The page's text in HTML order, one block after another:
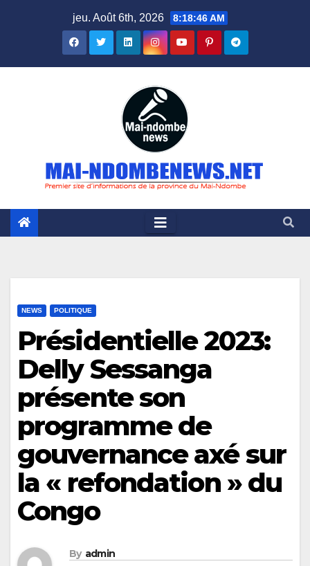
jeu. Août 6th, 2026 8:18:47 AM
NEWS POLITIQUE
Présidentielle 2023:
Delly Sessanga
présente son
programme de
gouvernance axé sur
la « refondation » du
Congo
By admin